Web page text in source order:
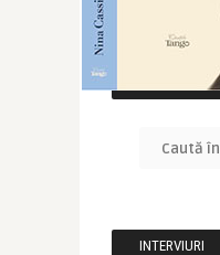
CAUTĂ ÎN SITE
INTERVIURI